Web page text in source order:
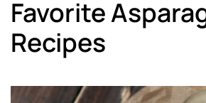
Favorite
Recipes